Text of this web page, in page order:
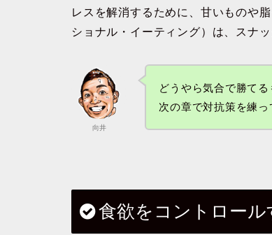
レスを解消するために、甘いものや
ショナル・イーティング）は、スナ
向井
どうやら気合で勝て
次の章で対抗策を練っ
食欲をコントロー